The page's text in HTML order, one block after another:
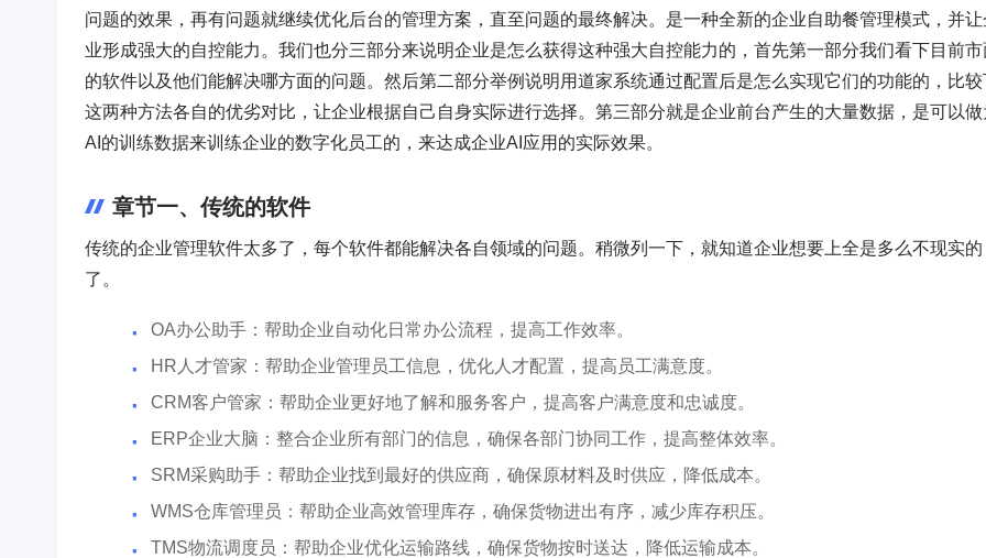
问题的效果，再有问题就继续优化后台的管理方案，直至问题的最终解决。是一种全新的企业自助餐管理模式，并让
业形成强大的自控能力。我们也分三部分来说明企业是怎么获得这种强大自控能力的，首先第一部分我们看下目前市
的软件以及他们能解决哪方面的问题。然后第二部分举例说明用道家系统通过配置后是怎么实现它们的功能的，比较
这两种方法各自的优劣对比，让企业根据自己自身实际进行选择。第三部分就是企业前台产生的大量数据，是可以做
AI的训练数据来训练企业的数字化员工的，来达成企业AI应用的实际效果。
章节一、传统的软件
传统的企业管理软件太多了，每个软件都能解决各自领域的问题。稍微列一下，就知道企业想要上全是多么不现实的
了。
OA办公助手：帮助企业自动化日常办公流程，提高工作效率。
HR人才管家：帮助企业管理员工信息，优化人才配置，提高员工满意度。
CRM客户管家：帮助企业更好地了解和服务客户，提高客户满意度和忠诚度。
ERP企业大脑：整合企业所有部门的信息，确保各部门协同工作，提高整体效率。
SRM采购助手：帮助企业找到最好的供应商，确保原材料及时供应，降低成本。
WMS仓库管理员：帮助企业高效管理库存，确保货物进出有序，减少库存积压。
TMS物流调度员：帮助企业优化运输路线，确保货物按时送达，降低运输成本。